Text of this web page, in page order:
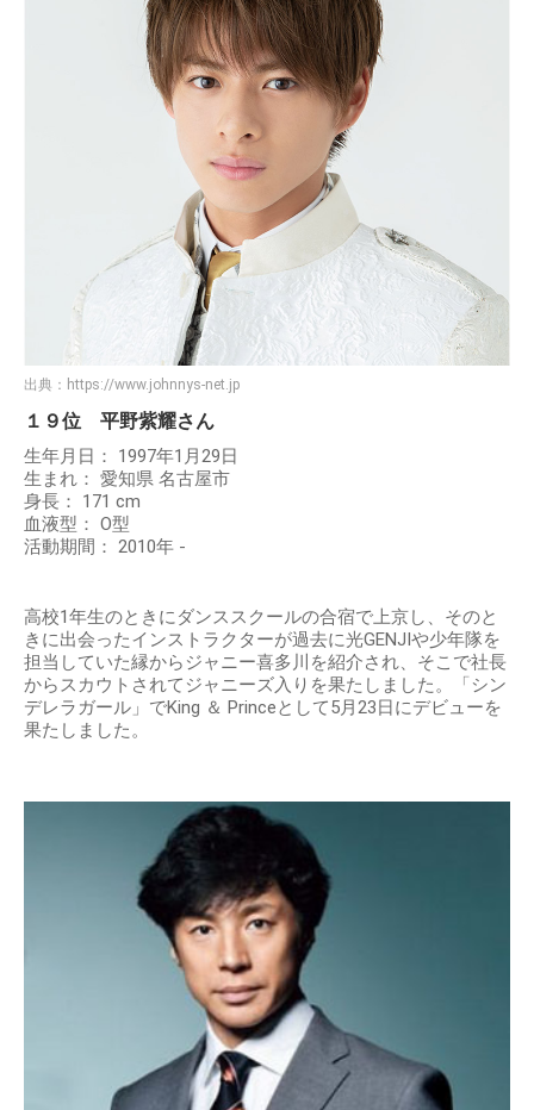
出典： https://www.johnnys-net.jp
１９位 平野紫耀さん
生年月日： 1997年1月29日
生まれ： 愛知県 名古屋市
身長： 171 cm
血液型： O型
活動期間： 2010年 -
高校1年生のときにダンススクールの合宿で上京し、そのと
きに出会ったインストラクターが過去に光GENJIや少年隊を
担当していた縁からジャニー喜多川を紹介され、そこで社長
からスカウトされてジャニーズ入りを果たしました。「シン
デレラガール」でKing ＆ Princeとして5月23日にデビューを
果たしました。